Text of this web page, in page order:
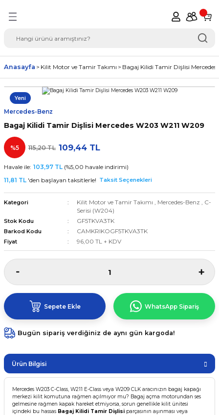
Seçimi Oto Yedek
Anasayfa Kilit Motor ve Tamir Takımı Bagaj Kilidi Tamir Dişlisi
Yeni
Mercedes-Benz
Bagaj Kilidi Tamir Dişlisi Mercedes W203 W211 W209
%5 115,20 TL 109,44 TL
Havale ile: 103,97 TL (%5,00 havale indirimi)
11,81 TL 'den başlayan taksitlerle! Taksit Seçenekleri
Kategori Kilit Motor ve Tamir Takımı , Mercedes-Benz , C-
Serisi (W204)
Stok Kodu GF5TKVA3TK
Barkod Kodu CAMKRIKOGF5TKVA3TK
Fiyat 96,00 TL + KDV
Sepete Ekle WhatsApp Sipariş
Bugün sipariş verdiğiniz de aynı gün kargoda!
Ürün Bilgisi
Mercedes W203 C-Class, W211 E-Class veya W209 CLK aracınızın bagaj kapağı
merkezi kilit komutuna rağmen açılmıyor mu? Bagaj açma motorundan ses
gelmesine rağmen kapak hareket etmiyorsa, sorun genellikle kilit ünitesi
içindeki bu hassas Bagaj Kilidi Tamir Dişlisi parçasının aşınması veya